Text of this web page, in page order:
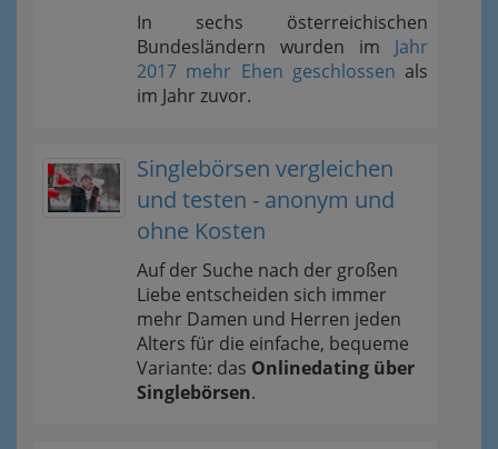
In sechs österreichischen
Bundesländern wurden im Jahr
2017 mehr Ehen geschlossen als
im Jahr zuvor.
Singlebörsen vergleichen
und testen - anonym und
ohne Kosten
Auf der Suche nach der großen
Liebe entscheiden sich immer
mehr Damen und Herren jeden
Alters für die einfache, bequeme
Variante: das Onlinedating über
Singlebörsen.